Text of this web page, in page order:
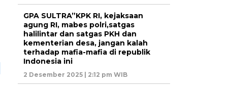
GPA SULTRA”KPK RI, kejaksaan
agung RI, mabes polri,satgas
halilintar dan satgas PKH dan
kementerian desa, jangan kalah
terhadap mafia-mafia di republik
Indonesia ini
2 Desember 2025 | 2:12 pm WIB